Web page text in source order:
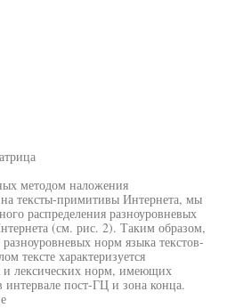
методом наложения
тексты-примитивы Интернета, мы
распределения разноуровневых
(см. рис. 2). Таким образом,
норм языка текстов-
тексте характеризуется
и лексических норм, имеющих
интервале пост-ГЦ и зона конца.